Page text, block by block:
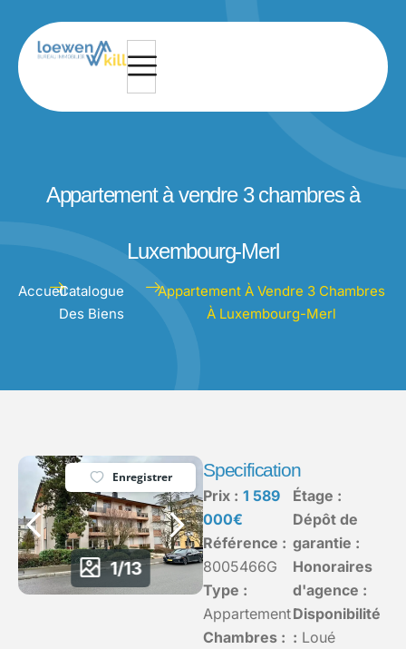
Appartement à vendre 3 chambres à
Luxembourg-Merl
AccueilCatalogue
Des Biens
Appartement À Vendre 3 Chambres
À Luxembourg-Merl
Enregistrer
1/13
Specification
Prix : 1 589
000€
Référence :
8005466G
Type :
Appartement
Chambres :
Étage :
Dépôt de
garantie :
Honoraires
d'agence :
Disponibilité
: Loué